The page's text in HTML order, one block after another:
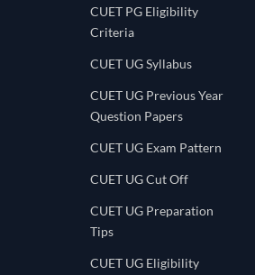
CUET PG Eligibility
Criteria
CUET UG Syllabus
CUET UG Previous Year
Question Papers
CUET UG Exam Pattern
CUET UG Cut Off
CUET UG Preparation
Tips
CUET UG Eligibility